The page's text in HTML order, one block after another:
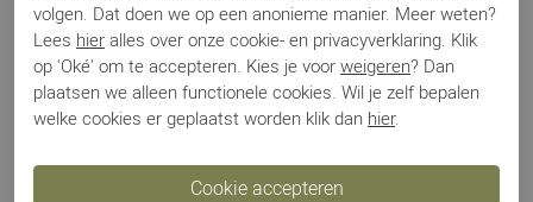
Sjaalmania
Cosy Chic groen
€ 94,95
Sjaalmania
Cosy Chic blauw
€ 94,95
volgen. Dat doen we op een anonieme manier. Meer weten?
Lees hier alles over onze cookie- en privacyverklaring. Klik
op 'Oké' om te accepteren. Kies je voor weigeren? Dan
plaatsen we alleen functionele cookies. Wil je zelf bepalen
welke cookies er geplaatst worden klik dan hier.